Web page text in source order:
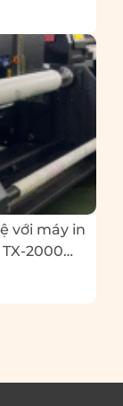
với máy in
2000